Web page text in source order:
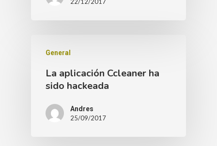
General
La aplicación Ccleaner ha
sido hackeada
Andres
25/09/2017